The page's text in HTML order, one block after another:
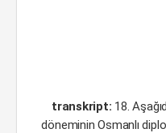
transkript: 18.
döneminin Osmanlı